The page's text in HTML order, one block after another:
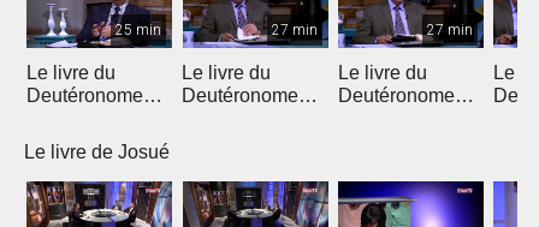
25 min
Le livre du
Deutéronome
27 min
Le livre du
Deutéronome
27 min
Le livre du
Deutéronome
Le
Le livre de Josué